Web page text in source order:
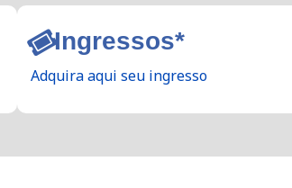
Ingressos*
Adquira aqui seu ingresso